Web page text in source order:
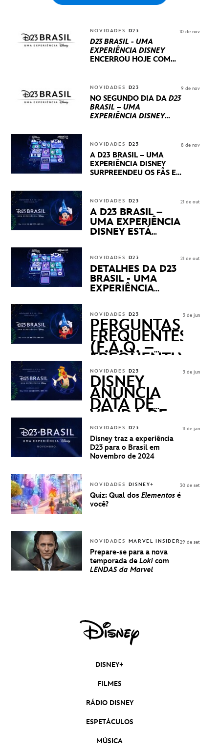
NOVIDADES D23
D23 BRASIL - UMA
EXPERIÊNCIA DISNEY
ENCERROU HOJE COM
INTERNACIONAIS E
PRODUÇÕES BRASILEIRAS
10 de nov
NOVIDADES D23
NO SEGUNDO DIA DA D23
BRASIL – UMA
EXPERIÊNCIA DISNEY
STUDIOS REVELARAM
PRÉVIAS E NOVIDADES
DOS SEUS PRÓXIMOS
LANÇAMENTOS
9 de nov
NOVIDADES D23
A D23 BRASIL – UMA
EXPERIÊNCIA DISNEY
SURPREENDEU OS FÃS EM
APRESENTAÇÕES E
PRODUTOS EXCLUSIVOS
NO TRANSAMÉRICA EXPO
CENTER EM SÃO PAULO
8 de nov
NOVIDADES D23
A D23 BRASIL –
UMA EXPERIÊNCIA
DISNEY ESTÁ
21 de out
NOVIDADES D23
DETALHES DA D23
BRASIL - UMA
EXPERIÊNCIA
21 de out
NOVIDADES D23
PERGUNTAS
FREQUENTES
(F.A.Q. –
FREQUENTLY
ASKED
QUESTIONS)
3 de jun
NOVIDADES D23
DISNEY
ANUNCIA
DATA DE
VENDA DE
INGRESSOS
PARA A D23
BRASIL -
UMA
DISNEY
3 de jun
NOVIDADES D23
Disney traz a experiência
D23 para o Brasil em
Novembro de 2024
11 de jan
NOVIDADES DISNEY+
Quiz: Qual dos Elementos é
você?
30 de set
NOVIDADES MARVEL INSIDER
Prepare-se para a nova
temporada de Loki com
LENDAS da Marvel
29 de set
DISNEY+
FILMES
RÁDIO DISNEY
ESPETÁCULOS
MÚSICA